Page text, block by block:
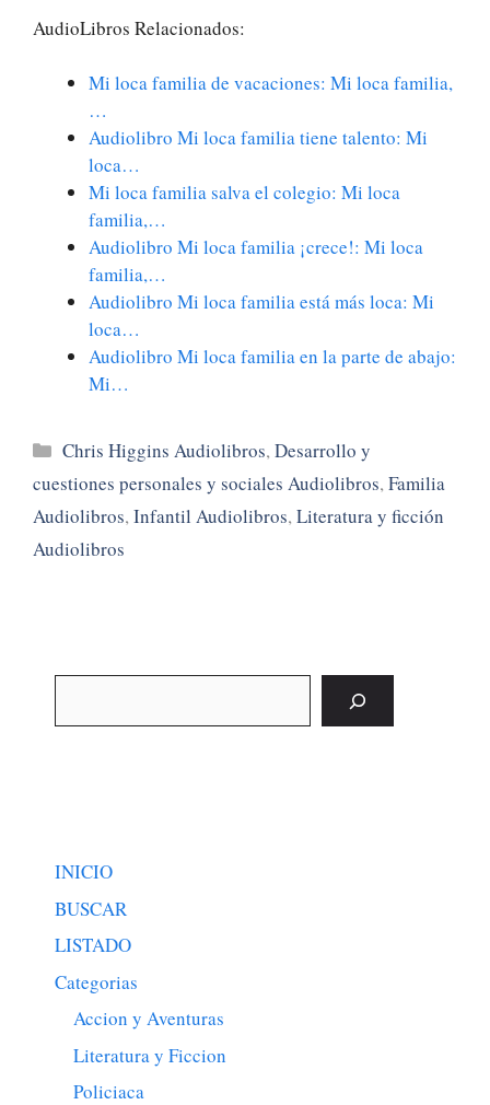
AudioLibros Relacionados:
Mi loca familia de vacaciones: Mi loca familia,
…
Audiolibro Mi loca familia tiene talento: Mi
loca…
Mi loca familia salva el colegio: Mi loca
familia,…
Audiolibro Mi loca familia ¡crece!: Mi loca
familia,…
Audiolibro Mi loca familia está más loca: Mi
loca…
Audiolibro Mi loca familia en la parte de abajo:
Mi…
Categorías
Chris Higgins Audiolibros,Desarrollo y
cuestiones personales y sociales Audiolibros,Familia
Audiolibros,Infantil Audiolibros,Literatura y ficción
Audiolibros
INICIO
BUSCAR
LISTADO
Categorias
Accion y Aventuras
Literatura y Ficcion
Policiaca